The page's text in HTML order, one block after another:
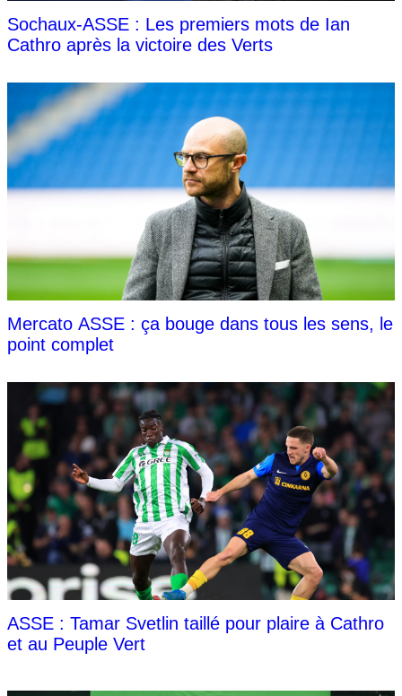
Sochaux-ASSE : Les premiers mots de Ian
Cathro après la victoire des Verts
Mercato ASSE : ça bouge dans tous les sens, le
point complet
ASSE : Tamar Svetlin taillé pour plaire à Cathro
et au Peuple Vert